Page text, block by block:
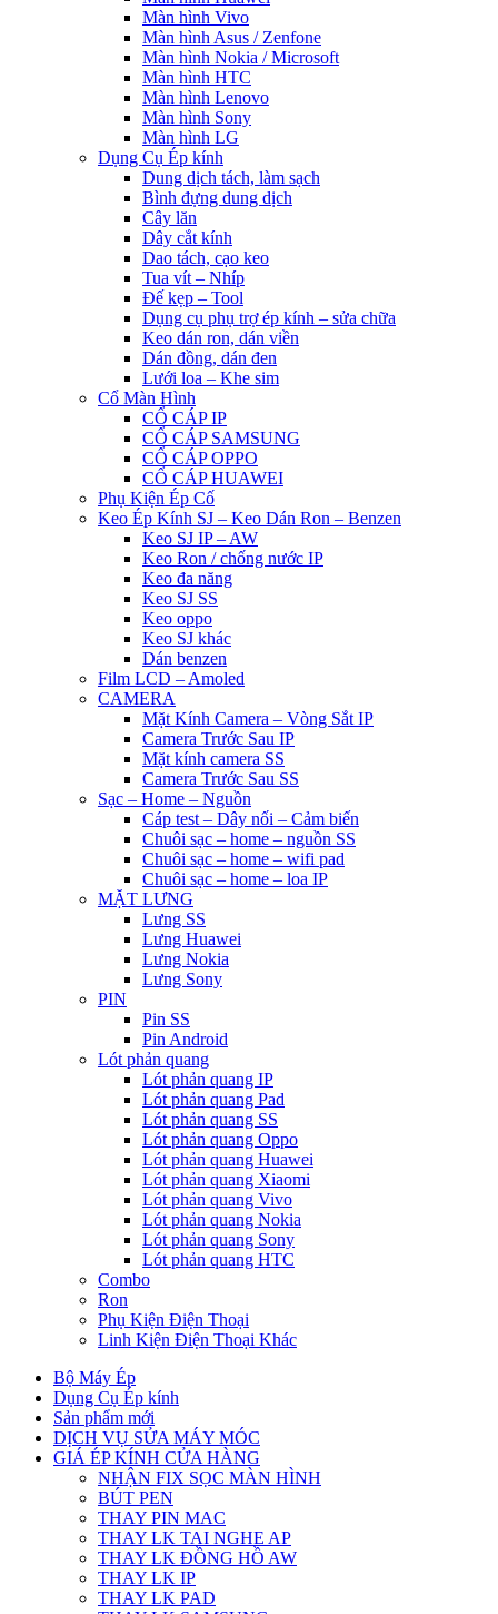
Màn hình Vivo
Màn hình Asus / Zenfone
Màn hình Nokia / Microsoft
Màn hình HTC
Màn hình Lenovo
Màn hình Sony
Màn hình LG
Dụng Cụ Ép kính
Dung dịch tách, làm sạch
Bình đựng dung dịch
Cây lăn
Dây cắt kính
Dao tách, cạo keo
Tua vít – Nhíp
Đế kẹp – Tool
Dụng cụ phụ trợ ép kính – sửa chữa
Keo dán ron, dán viền
Dán đồng, dán đen
Lưới loa – Khe sim
Cổ Màn Hình
CỔ CÁP IP
CỔ CÁP SAMSUNG
CỔ CÁP OPPO
CỔ CÁP HUAWEI
Phụ Kiện Ép Cố
Keo Ép Kính SJ – Keo Dán Ron – Benzen
Keo SJ IP – AW
Keo Ron / chống nước IP
Keo đa năng
Keo SJ SS
Keo oppo
Keo SJ khác
Dán benzen
Film LCD – Amoled
CAMERA
Mặt Kính Camera – Vòng Sắt IP
Camera Trước Sau IP
Mặt kính camera SS
Camera Trước Sau SS
Sạc – Home – Nguồn
Cáp test – Dây nối – Cảm biến
Chuôi sạc – home – nguồn SS
Chuôi sạc – home – wifi pad
Chuôi sạc – home – loa IP
MẶT LƯNG
Lưng SS
Lưng Huawei
Lưng Nokia
Lưng Sony
PIN
Pin SS
Pin Android
Lót phản quang
Lót phản quang IP
Lót phản quang Pad
Lót phản quang SS
Lót phản quang Oppo
Lót phản quang Huawei
Lót phản quang Xiaomi
Lót phản quang Vivo
Lót phản quang Nokia
Lót phản quang Sony
Lót phản quang HTC
Combo
Ron
Phụ Kiện Điện Thoại
Linh Kiện Điện Thoại Khác
Bộ Máy Ép
Dụng Cụ Ép kính
Sản phẩm mới
DỊCH VỤ SỬA MÁY MÓC
GIÁ ÉP KÍNH CỬA HÀNG
NHẬN FIX SỌC MÀN HÌNH
BÚT PEN
THAY PIN MAC
THAY LK TAI NGHE AP
THAY LK ĐỒNG HỒ AW
THAY LK IP
THAY LK PAD